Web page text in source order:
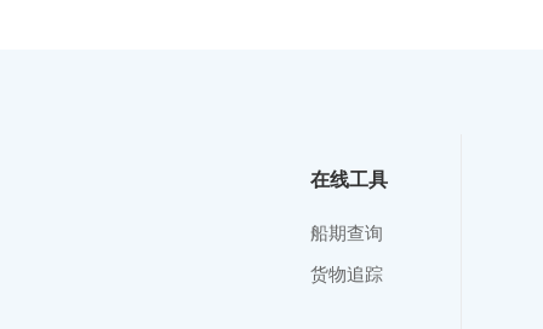
在线工具
船期查询
货物追踪